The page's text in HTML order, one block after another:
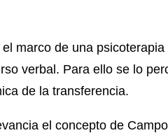
marco de una
verbal. Para ello se lo
de la transferencia.
el concepto de